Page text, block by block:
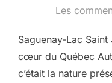
Les
Saguenay-Lac
cœur du Québec
c’était la nature